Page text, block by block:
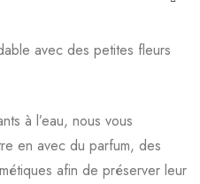
avec des petites fleurs
à l’eau, nous vous
en avec du parfum, des
afin de préserver leur